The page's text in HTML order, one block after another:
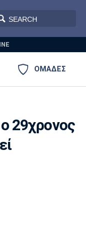
ΟΜΑΔΕΣ
29χρονος